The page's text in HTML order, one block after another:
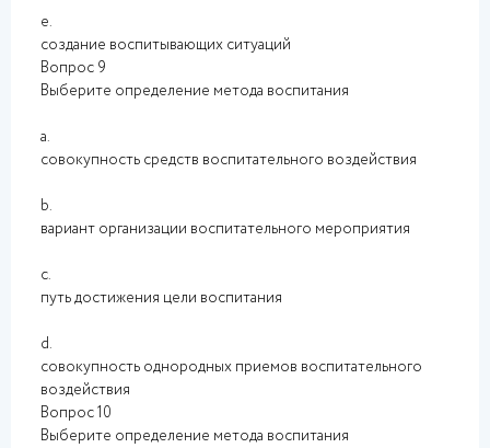
e.
создание воспитывающих ситуаций
Вопрос 9
Выберите определение метода воспитания
a.
совокупность средств воспитательного воздействия
b.
вариант организации воспитательного мероприятия
c.
путь достижения цели воспитания
d.
совокупность однородных приемов воспитательного
воздействия
Вопрос 10
Выберите определение метода воспитания